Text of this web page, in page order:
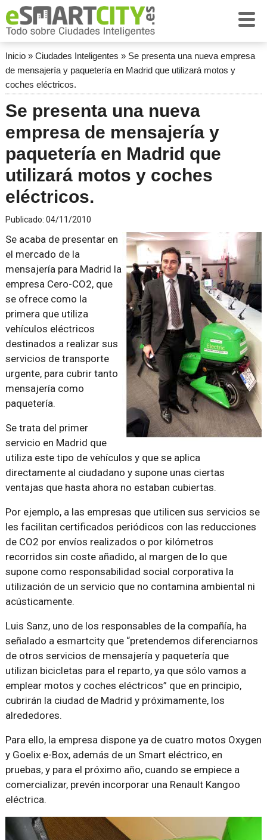
Inicio» Ciudades Inteligentes » Se presenta una nueva empresa
de mensajería y paquetería en Madrid que utilizará motos y
coches eléctricos.
Se presenta una nueva
empresa de mensajería y
paquetería en Madrid que
utilizará motos y coches
eléctricos.
Publicado: 04/11/2010
Se acaba de presentar en
el mercado de la
mensajería para Madrid la
empresa Cero-CO2, que
se ofrece como la
primera que utiliza
vehículos eléctricos
destinados a realizar sus
servicios de transporte
urgente, para cubrir tanto
mensajería como
paquetería.
Se trata del primer
servicio en Madrid que
utiliza este tipo de vehículos y que se aplica
directamente al ciudadano y supone unas ciertas
ventajas que hasta ahora no estaban cubiertas.
Por ejemplo, a las empresas que utilicen sus servicios se
les facilitan certificados periódicos con las reducciones
de CO2 por envíos realizados o por kilómetros
recorridos sin coste añadido, al margen de lo que
supone como responsabilidad social corporativa la
utilización de un servicio que no contamina ambiental ni
acústicamente.
Luis Sanz, uno de los responsables de la compañía, ha
señalado a esmartcity que “pretendemos diferenciarnos
de otros servicios de mensajería y paquetería que
utilizan bicicletas para el reparto, ya que sólo vamos a
emplear motos y coches eléctricos” que en principio,
cubrirán la ciudad de Madrid y próximamente, los
alrededores.
Para ello, la empresa dispone ya de cuatro motos Oxygen
y Goelix e-Box, además de un Smart eléctrico, en
pruebas, y para el próximo año, cuando se empiece a
comercializar, prevén incorporar una Renault Kangoo
eléctrica.